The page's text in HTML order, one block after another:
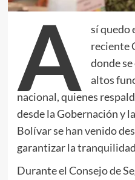
A
sí quedo
reciente
donde
altos
nacional, quienes
desde la Gobernación y
Bolívar se han venido
garantizar la
Durante el Consejo de